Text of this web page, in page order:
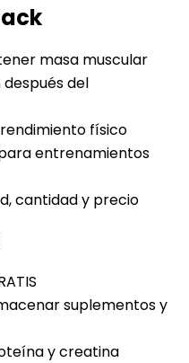
masa muscular
del
físico
entrenamientos
cantidad y precio
suplementos y
y creatina